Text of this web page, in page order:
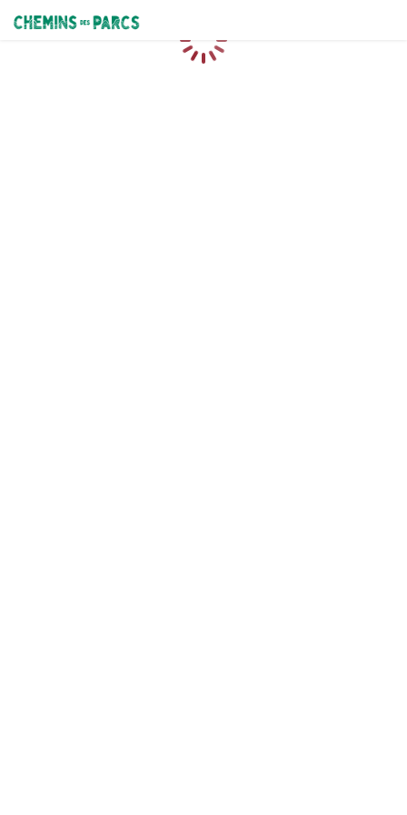
Chemins des Parcs
Loading